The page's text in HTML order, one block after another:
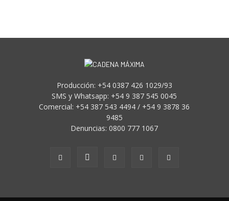
Producción: +54 0387 426 1029/93
SMS y Whatsapp: +54 9 387 545 0045
Comercial: +54 387 543 4494 / +54 9 3878 36
9485
Denuncias: 0800 777 1067